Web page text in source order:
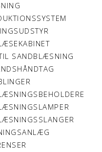
SANDBLÆSNING